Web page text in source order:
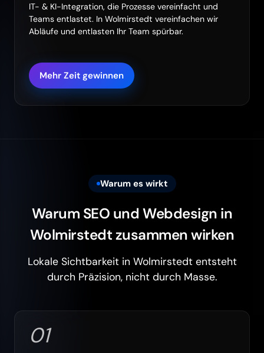
IT- & KI-Integration, die Prozesse vereinfacht und
Teams entlastet. In Wolmirstedt vereinfachen wir
Abläufe und entlasten Ihr Team spürbar.
Mehr Zeit gewinnen
Warum es wirkt
Warum SEO und Webdesign in
Wolmirstedt zusammen wirken
Lokale Sichtbarkeit in Wolmirstedt entsteht
durch Präzision, nicht durch Masse.
01